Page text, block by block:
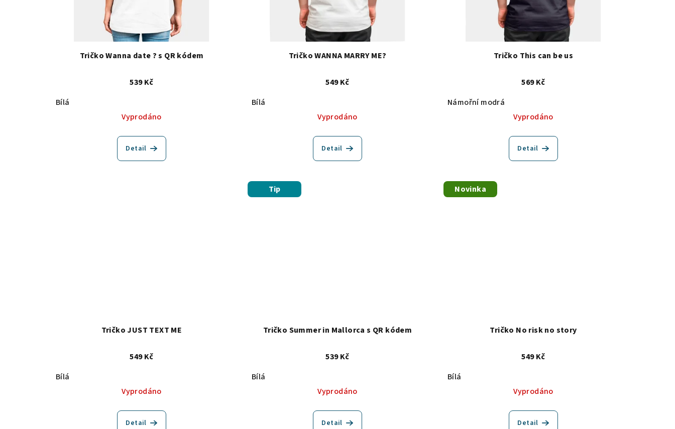
Tričko Wanna date ? s QR kódem
539 Kč
Bílá
Vyprodáno
Detail
Tričko WANNA MARRY ME?
549 Kč
Bílá
Vyprodáno
Detail
Tričko This can be us
569 Kč
Námořní modrá
Vyprodáno
Detail
Tričko JUST TEXT ME
549 Kč
Bílá
Vyprodáno
Detail
Tip
Tričko Summer in Mallorca s QR kódem
539 Kč
Bílá
Vyprodáno
Detail
Novinka
Tričko No risk no story
549 Kč
Bílá
Vyprodáno
Detail